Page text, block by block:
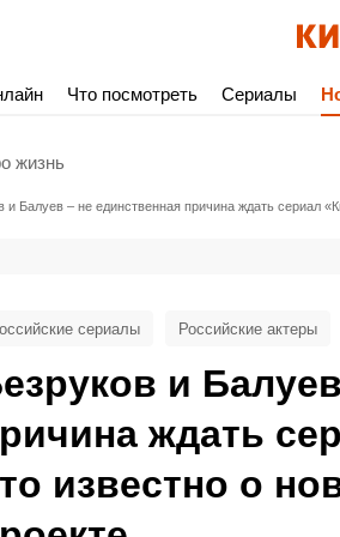
Что посмотреть Сериалы
жизнь
и Балуев – не единственная причина ждать сериал
и
ждать
известно о
сериалы Российские актеры